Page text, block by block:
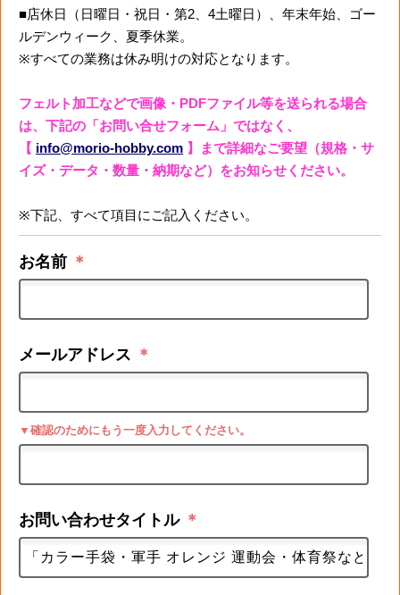
■店休日（日曜日・祝日・第2、4土曜日）、年末年始、ゴー
ルデンウィーク、夏季休業。
※すべての業務は休み明けの対応となります。
フェルト加工などで画像・PDFファイル等を送られる場合
は、下記の「お問い合せフォーム」ではなく、
【 info@morio-hobby.com 】まで詳細なご要望（規格・サ
イズ・データ・数量・納期など）をお知らせください。
※下記、すべて項目にご記入ください。
お名前 ＊
メールアドレス ＊
▼確認のためにもう一度入力してください。
お問い合わせタイトル ＊